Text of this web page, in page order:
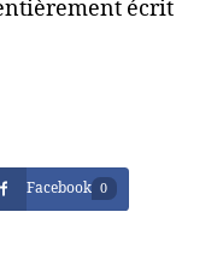
écrit
Facebook 0